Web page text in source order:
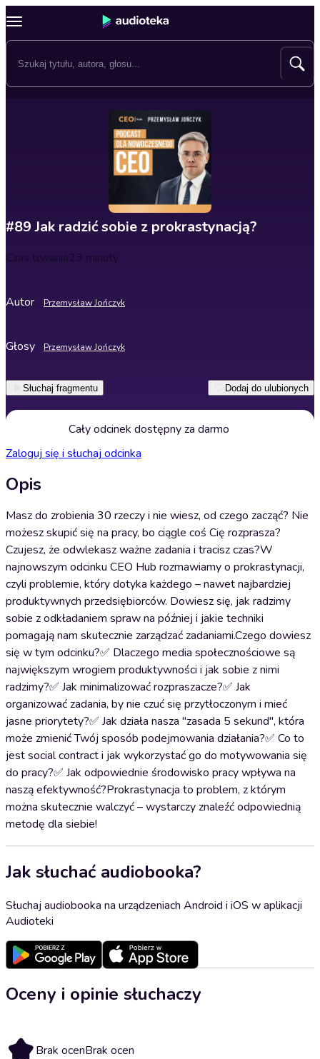
#89 Jak radzić sobie z prokrastynacją?
Czas trwania23 minuty
Autor Przemysław Jończyk
Głosy Przemysław Jończyk
Słuchaj fragmentu Dodaj do ulubionych
Cały odcinek dostępny za darmo
Zaloguj się i słuchaj odcinka
Opis
Masz do zrobienia 30 rzeczy i nie wiesz, od czego zacząć? Nie
możesz skupić się na pracy, bo ciągle coś Cię rozprasza?
Czujesz, że odwlekasz ważne zadania i tracisz czas?W
najnowszym odcinku CEO Hub rozmawiamy o prokrastynacji,
czyli problemie, który dotyka każdego – nawet najbardziej
produktywnych przedsiębiorców. Dowiesz się, jak radzimy
sobie z odkładaniem spraw na później i jakie techniki
pomagają nam skutecznie zarządzać zadaniami.Czego dowiesz
się w tym odcinku?✅ Dlaczego media społecznościowe są
największym wrogiem produktywności i jak sobie z nimi
radzimy?✅ Jak minimalizować rozpraszacze?✅ Jak
organizować zadania, by nie czuć się przytłoczonym i mieć
jasne priorytety?✅ Jak działa nasza "zasada 5 sekund", która
może zmienić Twój sposób podejmowania działania?✅ Co to
jest social contract i jak wykorzystać go do motywowania się
do pracy?✅ Jak odpowiednie środowisko pracy wpływa na
naszą efektywność?Prokrastynacja to problem, z którym
można skutecznie walczyć – wystarczy znaleźć odpowiednią
metodę dla siebie!
Jak słuchać audiobooka?
Słuchaj audiobooka na urządzeniach Android i iOS w aplikacji
Audioteki
Oceny i opinie słuchaczy
Brak ocenBrak ocen